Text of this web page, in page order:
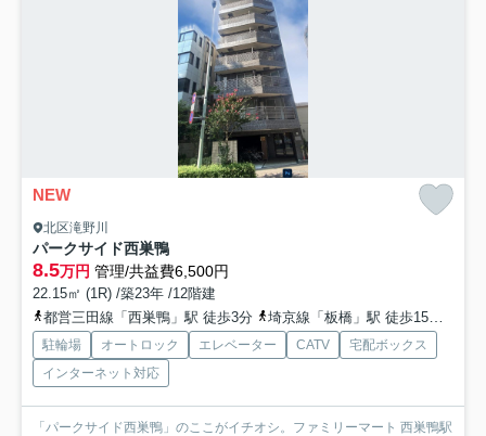
NEW
北区滝野川
パークサイド西巣鴨
8.5万円 管理/共益費6,500円
22.15㎡ (1R) /築23年 /12階建
都営三田線「西巣鴨」駅 徒歩3分
埼京線「板橋」駅 徒歩15分
駐輪場 オートロック エレベーター CATV
宅配ボックス
インターネット対応
「パークサイド西巣鴨」のここがイチオシ。ファミリーマート 西巣鴨駅